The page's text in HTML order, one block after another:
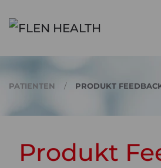
Zum Hauptinhalt springen
PATIENTEN PRODUKT
Produkt